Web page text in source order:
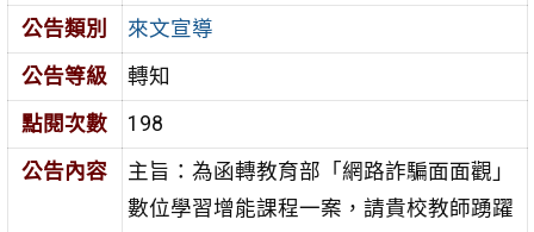
公告類別
來文宣導
公告等級
轉知
點閱次數
198
公告內容
主旨：為函轉教育部「網路詐騙面面觀」
數位學習增能課程一案，請貴校教師踴躍